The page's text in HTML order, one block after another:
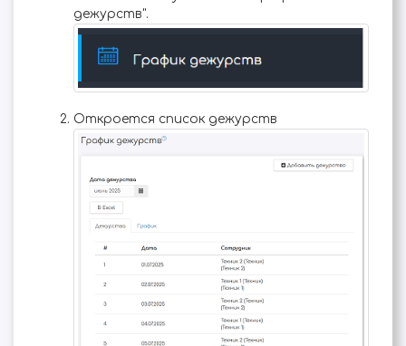
дежурств".
Откроется список дежурств